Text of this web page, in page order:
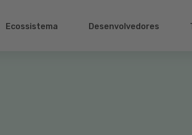
Ecossistema Desenvolvedores